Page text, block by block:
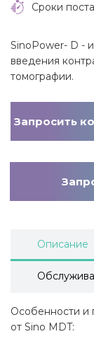
Сроки
SinoPower- D -
введения
томографии.
Запросить
Описание
Особенности и
от Sino MDT: